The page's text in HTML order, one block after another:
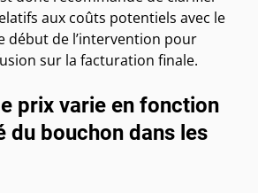
aux coûts potentiels avec le
début de l’intervention pour
sur la facturation finale.
prix varie en fonction
du bouchon dans les